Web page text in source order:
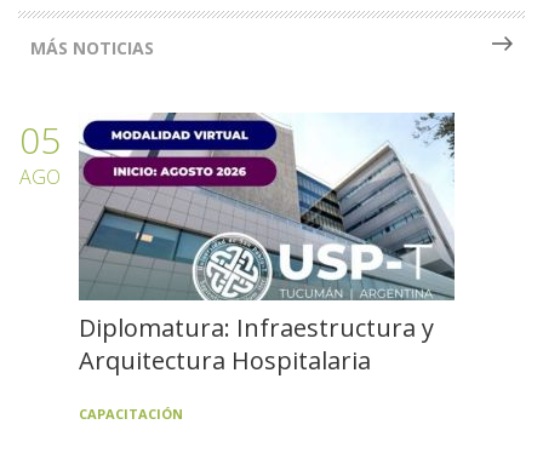
MÁS NOTICIAS
05
AGO
Diplomatura: Infraestructura y
Arquitectura Hospitalaria
CAPACITACIÓN